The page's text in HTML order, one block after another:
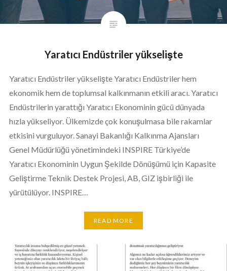
Yaratıcı Endüstriler yükselişte
Yaratıcı Endüstriler yükselişte Yaratıcı Endüstriler hem
ekonomik hem de toplumsal kalkınmanın etkili aracı. Yaratıcı
Endüstrilerin yarattığı Yaratıcı Ekonominin gücü dünyada
hızla yükseliyor. Ülkemizde çok konuşulmasa bile rakamlar
etkisini vurguluyor. Sanayi Bakanlığı Kalkınma Ajansları
Genel Müdürlüğü yönetimindeki INSPIRE Türkiye’de
Yaratıcı Ekonominin Uygun Şekilde Dönüşümü için Kapasite
Geliştirme Teknik Destek Projesi, AB, GIZ işbirliği ile
yürütülüyor. INSPIRE…
READ MORE